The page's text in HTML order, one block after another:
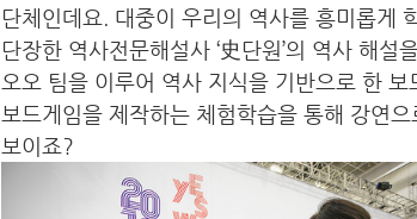
단체인데요. 대중이 우리의 역사를 흥미롭게
단장한 역사전문해설사 ‘史단원’의 역사 해
오오 팀을 이루어 역사 지식을 기반으로 한
보드게임을 제작하는 체험학습을 통해 강연
보이죠?